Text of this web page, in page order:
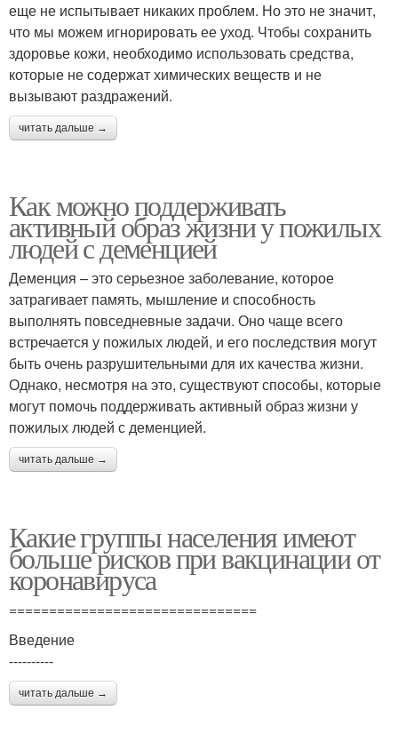
еще не испытывает никаких проблем. Но это не значит,
что мы можем игнорировать ее уход. Чтобы сохранить
здоровье кожи, необходимо использовать средства,
которые не содержат химических веществ и не
вызывают раздражений.
читать дальше →
Как можно поддерживать
активный образ жизни у пожилых
людей с деменцией
Деменция – это серьезное заболевание, которое
затрагивает память, мышление и способность
выполнять повседневные задачи. Оно чаще всего
встречается у пожилых людей, и его последствия могут
быть очень разрушительными для их качества жизни.
Однако, несмотря на это, существуют способы, которые
могут помочь поддерживать активный образ жизни у
пожилых людей с деменцией.
читать дальше →
Какие группы населения имеют
больше рисков при вакцинации от
коронавируса
===============================
Введение
----------
читать дальше →